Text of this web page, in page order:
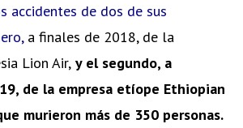
accidentes de dos de sus
a finales de 2018, de la
Lion Air, y el segundo, a
de la empresa etíope Ethiopian
murieron más de 350 personas.